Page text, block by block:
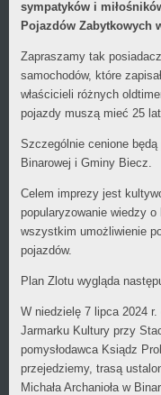
sympatyków i
Pojazdów Zabytkowych
Zapraszamy tak
samochodów, które
właścicieli różnych
pojazdy muszą mieć 25 lat.
Szczególnie cenione
Binarowej i Gminy Biecz.
Celem imprezy jest
popularyzowanie wiedzy
wszystkim umożliwienie
pojazdów.
Plan Zlotu wygląda
W niedzielę 7 lipca 2024
Jarmarku Kultury przy
pomysłodawca Ksiądz
przejedziemy, trasą
Michała Archanioła w